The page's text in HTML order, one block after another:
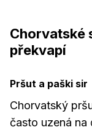
Chorvatské
překvapí
Pršut a paški sir
Chorvatský
často uzená na